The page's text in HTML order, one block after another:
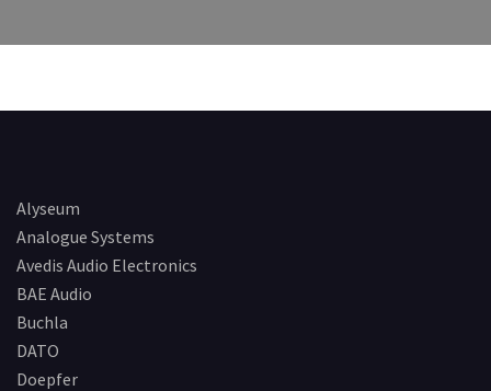
Alyseum
Analogue Systems
Avedis Audio Electronics
BAE Audio
Buchla
DATO
Doepfer